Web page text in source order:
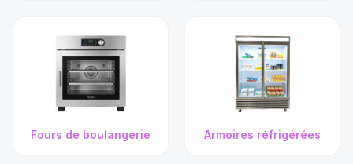
Fours de boulangerie Armoires réfrigérées